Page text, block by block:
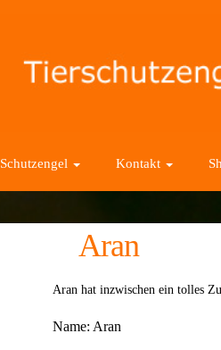
Schutzengel Kontakt
Aran
Aran hat inzwischen ein tolles
Name: Aran